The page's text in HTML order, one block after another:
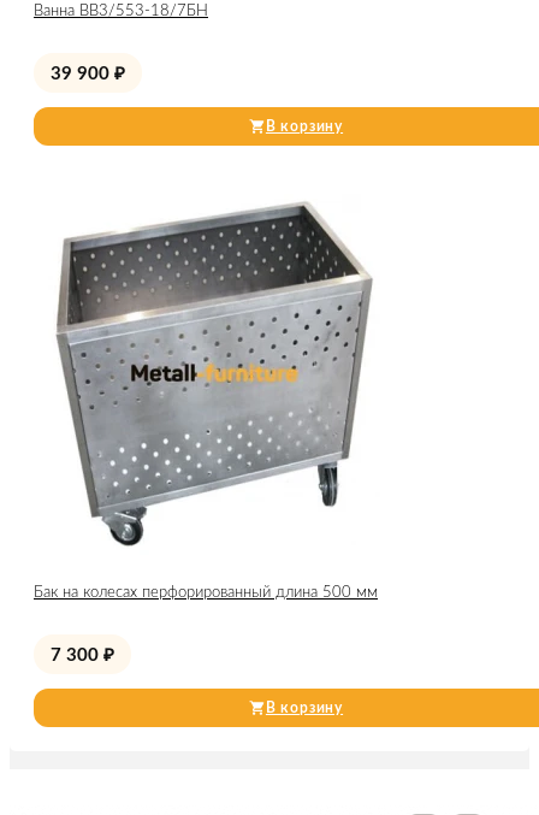
Ванна ВВ3/553-18/7БН
39 900 ₽
В корзину
Бак на колесах перфорированный длина 500 мм
7 300 ₽
В корзину